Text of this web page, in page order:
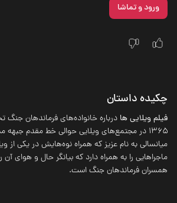
ورود و تماشا
چکیده داستان
فیلم ویلایی ها درباره خانواده‌های فرماندهان
۱۳۶۵ در مجتمع‌های ویلایی حوالی خط مقدم
میانسالی به نام عزیز که همراه نوه‌هایش در یکی از
ماجراهایی را به همراه دارد که بیانگر حال و هوای
همسران فرماندهان جنگ است.